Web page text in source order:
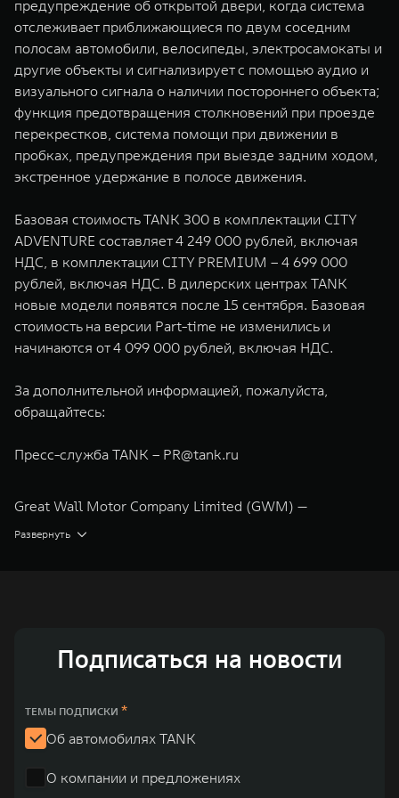
предупреждение об открытой двери, когда система
отслеживает приближающиеся по двум соседним
полосам автомобили, велосипеды, электросамокаты и
другие объекты и сигнализирует с помощью аудио и
визуального сигнала о наличии постороннего объекта;
функция предотвращения столкновений при проезде
перекрестков, система помощи при движении в
пробках, предупреждения при выезде задним ходом,
экстренное удержание в полосе движения.
Базовая стоимость TANK 300 в комплектации CITY
ADVENTURE составляет 4 249 000 рублей, включая
НДС, в комплектации CITY PREMIUM – 4 699 000
рублей, включая НДС. В дилерских центрах TANK
новые модели появятся после 15 сентября. Базовая
стоимость на версии Part-time не изменились и
начинаются от 4 099 000 рублей, включая НДС.
За дополнительной информацией, пожалуйста,
обращайтесь:
Пресс-служба TANK – PR@tank.ru
Great Wall Motor Company Limited (GWM) —
глобальный производитель внедорожников,
2011 годах соответственно. Сфера деятельности
исследования и разработки, производство, продажу и
обслуживание автомобилей и запчастей. Значительная
конструкторских разработках автомобилей и силовых
Развернуть
Подписаться на новости
ТЕМЫ ПОДПИСКИ *
Об автомобилях TANK
О компании и предложениях